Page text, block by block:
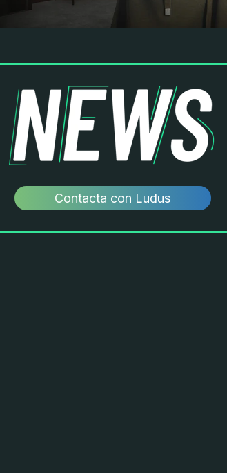
Contacta con Ludus